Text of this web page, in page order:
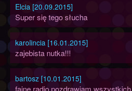
Elcia [20.09.2015]
Super się tego słucha
karolincia [16.01.2015]
zajebista nutka!!!
bartosz [10.01.2015]